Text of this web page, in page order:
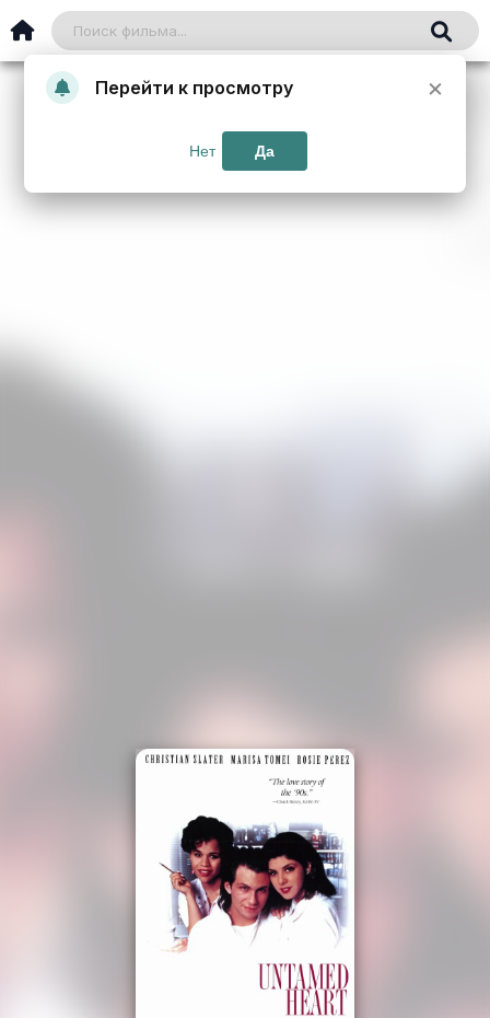
Перейти к просмотру ×
Нет Да